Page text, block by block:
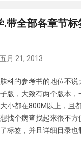
病的患病率相对较低，
就有 1 个得银屑病的。
少这方面的统计。但是
屑病患者绝对数较多，
年龄以青壮年为多，
均发病年龄为 ...
.带全部各章节标
五月 21, 2013
科的参考书的地位不说
版，大致有两个版本，
小都在800M以上，且
找个病查找起来很不方
标签，并且详细目录也